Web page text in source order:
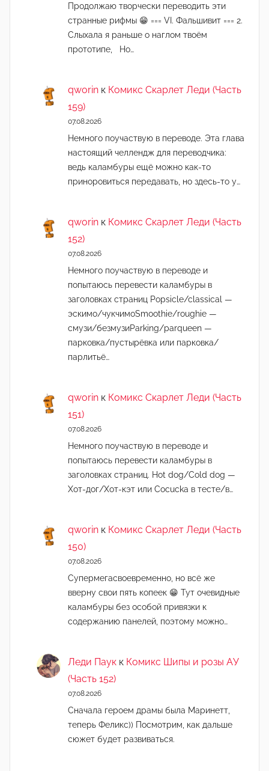
Продолжаю творчески переводить эти
странные рифмы 😁 === VI. Фальшивит === 2.
Слыхала я раньше о наглом твоём
прототипе, Но…
qworin к Комикс Скарлет Леди (Часть
159)
07.08.2026
Немного поучаствую в переводе. Эта глава
настоящий челлендж для переводчика:
ведь каламбуры ещё можно как-то
приноровиться передавать, но здесь-то у…
qworin к Комикс Скарлет Леди (Часть
152)
07.08.2026
Немного поучаствую в переводе и
попытаюсь перевести каламбуры в
заголовках страниц Popsicle/classical —
эскимо/чукчимоSmoothie/roughie —
смузи/безмузиParking/parqueen —
парковка/пустырёвка или парковка/
парлитьё…
qworin к Комикс Скарлет Леди (Часть
151)
07.08.2026
Немного поучаствую в переводе и
попытаюсь перевести каламбуры в
заголовках страниц. Hot dog/Cold dog —
Хот-дог/Хот-кэт или Cocucka в тесте/в…
qworin к Комикс Скарлет Леди (Часть
150)
07.08.2026
Супермегасвоевременно, но всё же
вверну свои пять копеек 😁 Тут очевидные
каламбуры без особой привязки к
содержанию панелей, поэтому можно…
Леди Паук к Комикс Шипы и розы АУ
(Часть 152)
07.08.2026
Сначала героем драмы была Маринетт,
теперь Феликс)) Посмотрим, как дальше
сюжет будет развиваться.